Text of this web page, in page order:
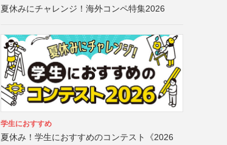
夏休みにチャレンジ！海外コンペ特集2026
学生におすすめ
夏休み！学生におすすめのコンテスト《2026